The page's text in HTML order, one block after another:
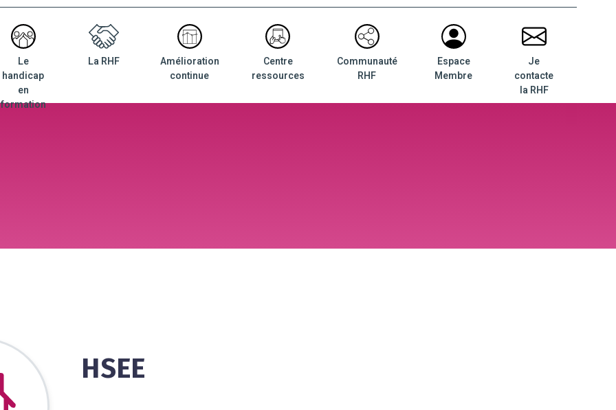
Le
handicap
en
formation
La RHF
Amélioration
continue
Centre
ressources
Communauté
RHF
Espace
Membre
Je
contacte
la RHF
HSEE